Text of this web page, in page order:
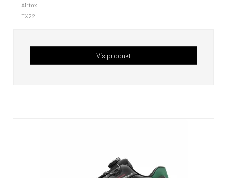
Airtox
TX22
Vis produkt